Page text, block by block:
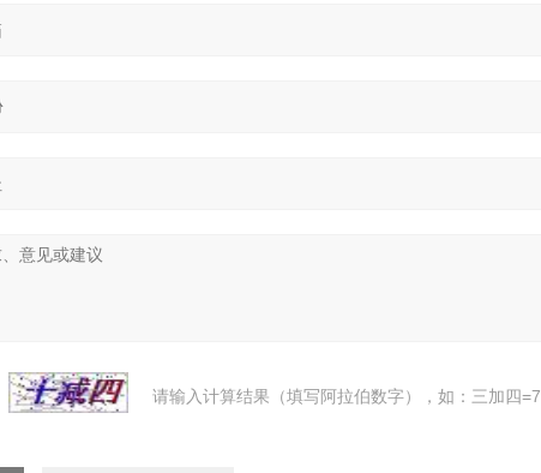
请输入计算结果（填写阿拉伯数字），如：三加四=7